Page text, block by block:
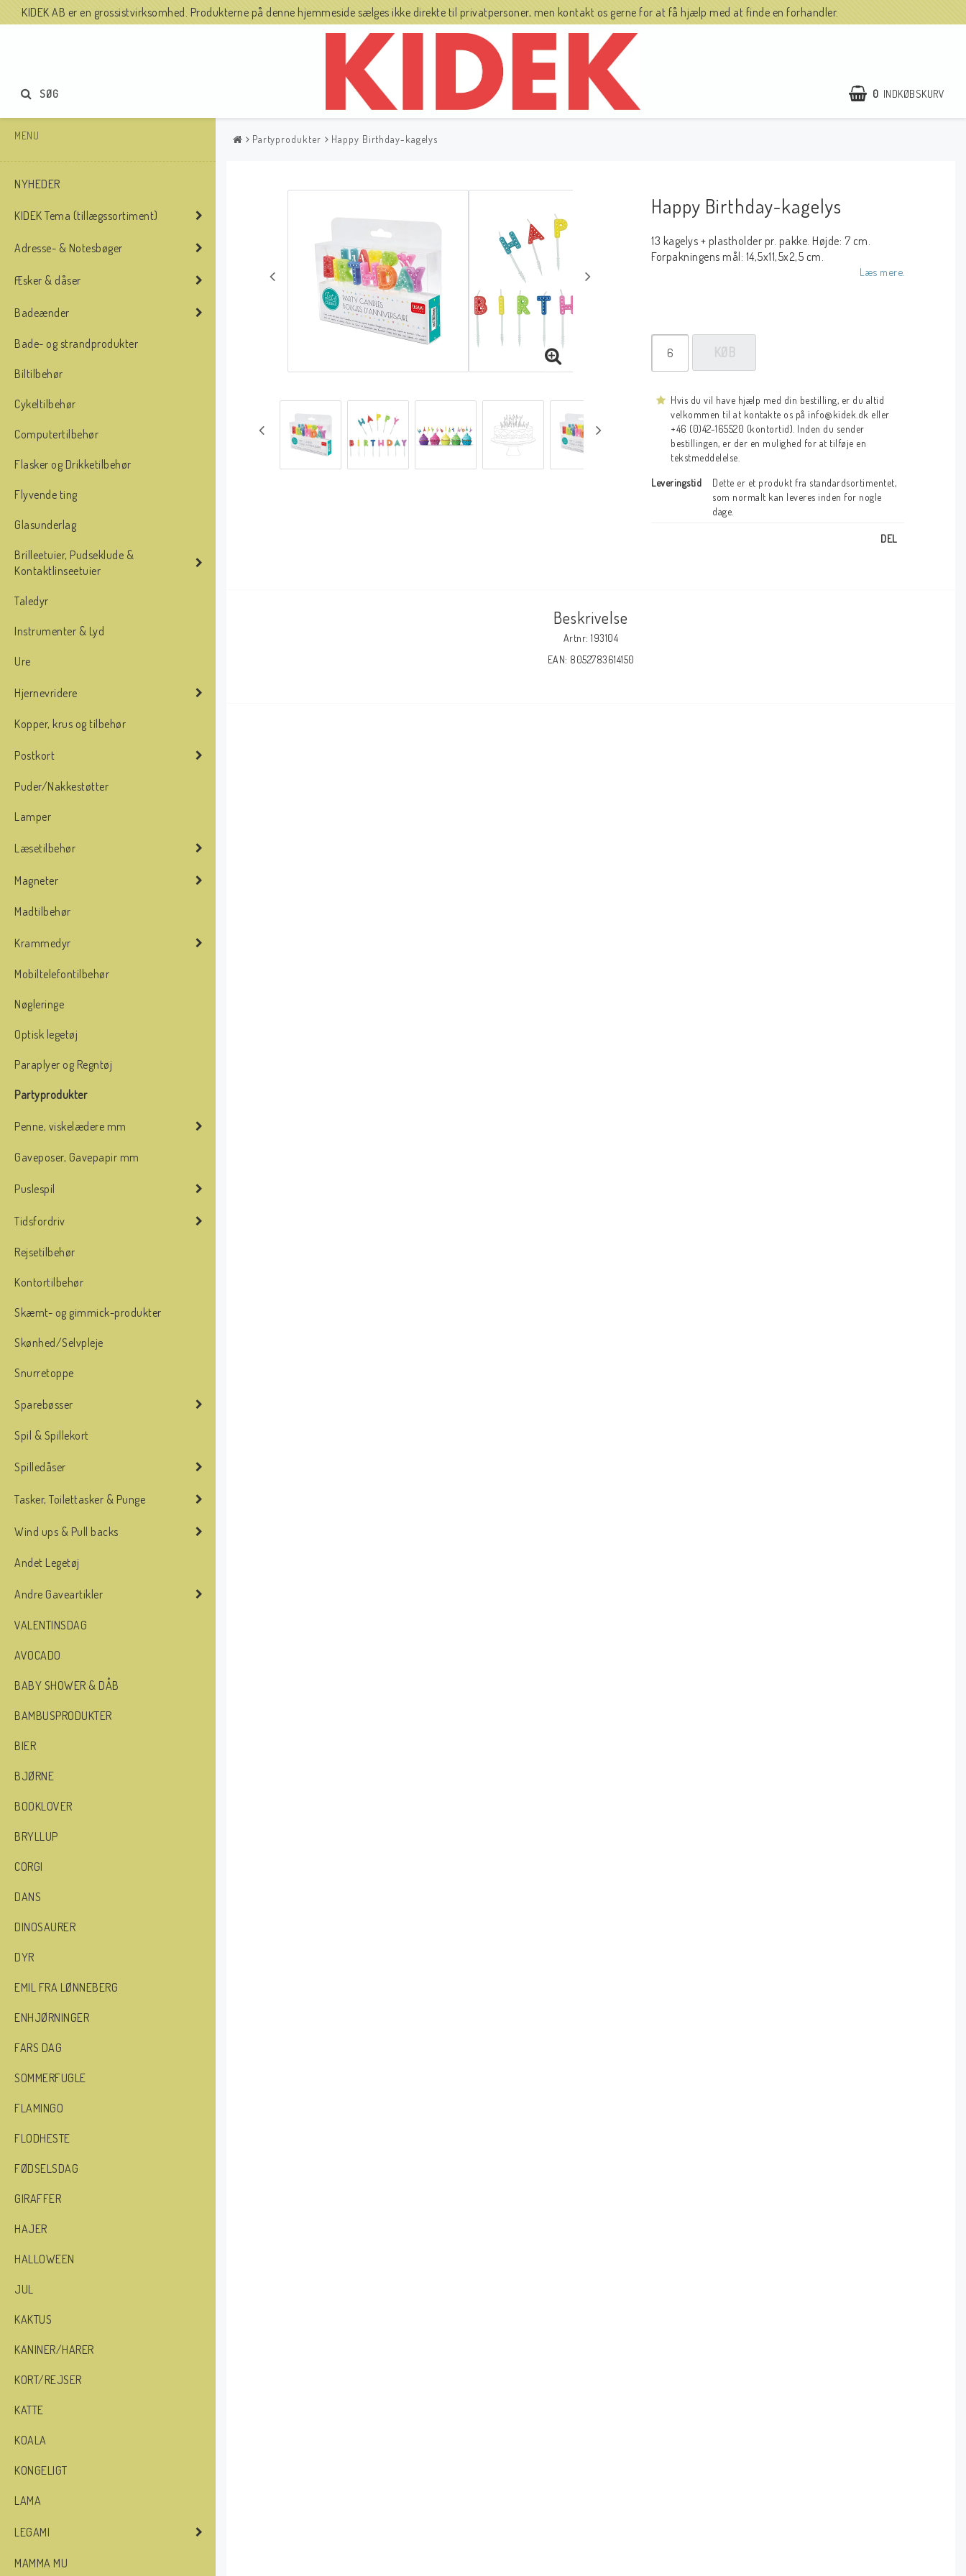
KIDEK AB er en grossistvirksomhed. Produkterne på denne hjemmeside sælges ikke direkte til privatpersoner, men kontakt os gerne for at få hjælp med at finde en forhandler.
0 INDKØBSKURV
SØG
MENU
NYHEDER
KIDEK Tema (tillægssortiment)
Adresse- & Notesbøger
Æsker & dåser
Badeænder
Bade- og strandprodukter
Biltilbehør
Cykeltilbehør
Computertilbehør
Flasker og Drikketilbehør
Flyvende ting
Glasunderlag
Brilleetuier, Pudseklude &
Kontaktlinseetuier
Taledyr
Instrumenter & Lyd
Ure
Hjernevridere
Kopper, krus og tilbehør
Postkort
Puder/Nakkestøtter
Lamper
Læsetilbehør
Magneter
Madtilbehør
Krammedyr
Mobiltelefontilbehør
Nøgleringe
Optisk legetøj
Paraplyer og Regntøj
Partyprodukter
Penne, viskelædere mm
Gaveposer, Gavepapir mm
Puslespil
Tidsfordriv
Rejsetilbehør
Kontortilbehør
Skæmt- og gimmick-produkter
Skønhed/Selvpleje
Snurretoppe
Sparebøsser
Spil & Spillekort
Spilledåser
Tasker, Toilettasker & Punge
Wind ups & Pull backs
Andet Legetøj
Andre Gaveartikler
VALENTINSDAG
AVOCADO
BABY SHOWER & DÅB
BAMBUSPRODUKTER
BIER
BJØRNE
BOOKLOVER
BRYLLUP
CORGI
DANS
DINOSAURER
DYR
EMIL FRA LØNNEBERG
ENHJØRNINGER
FARS DAG
SOMMERFUGLE
FLAMINGO
FLODHESTE
FØDSELSDAG
GIRAFFER
HAJER
HALLOWEEN
JUL
KAKTUS
KANINER/HARER
KORT/REJSER
KATTE
KOALA
KONGELIGT
LAMA
LEGAMI
MAMMA MU
Partyprodukter Happy Birthday-kagelys
Happy Birthday-kagelys
13 kagelys + plastholder pr. pakke. Højde: 7 cm.
Forpakningens mål: 14,5x11,5x2,5 cm.
Læs mere.
KØB
Hvis du vil have hjælp med din bestilling, er du altid
velkommen til at kontakte os på info@kidek.dk eller
+46 (0)42-165520 (kontortid). Inden du sender
bestillingen, er der en mulighed for at tilføje en
tekstmeddelelse.
Leveringstid
Dette er et produkt fra standardsortimentet,
som normalt kan leveres inden for nogle
dage.
DEL
Beskrivelse
Artnr: 193104
EAN: 8052783614150